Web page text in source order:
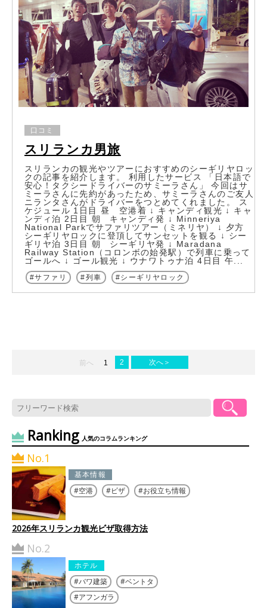
スリランカ男旅
口コミ
スリランカの観光やツアーにおすすめのシーギリヤロッ
クの記事を紹介します。 利用したサービス 「日本語で
安心！タクシードライバーのサミーラさん」 今回はサ
ミーラさんに先約があったため、サミーラさんのご友人
ニランタさんがドライバーをつとめてくれました。 ス
ケジュール 1日目 昼 空港着 ↓ キャンディ観光 ↓ キャ
ンディ泊 2日目 朝 キャンディ発 ↓ Minneriya
National Parkでサファリツアー（ミネリヤ） ↓ 夕方
シーギリヤロックに登頂してサンセットを観る ↓ シー
ギリヤ泊 3日目 朝 シーギリヤ発 ↓ Maradana
Railway Station（コロンボの始発駅）で列車に乗って
ゴールへ ↓ ゴール観光 ↓ ウナワトゥナ泊 4日目 午...
サファリ 列車 シーギリヤロック
前へ 1 2 次へ＞
Ranking 人気のコラムランキング
No.1
基本情報
空港
ビザ お役立ち情報
2026年スリランカ観光ビザ取得方法
No.2
ホテル
バワ建築
ベントタ
アフンガラ